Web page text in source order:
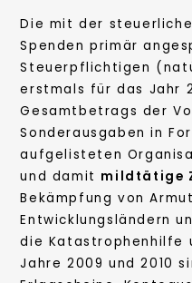
Die mit der
Spenden primär
Steuerpflichtigen
erstmals für das Jahr
Gesamtbetrags der
Sonderausgaben in
aufgelisteten
und damit mildtätige
Bekämpfung von
Entwicklungsländern
die Katastrophenhilfe
Jahre 2009 und 2010